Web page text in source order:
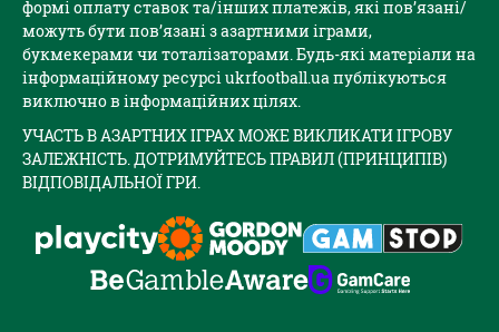
формі оплату ставок та/інших платежів, які пов’язані/
можуть бути пов’язані з азартними іграми,
букмекерами чи тоталізаторами. Будь-які матеріали на
інформаційному ресурсі ukrfootball.ua публікуються
виключно в інформаційних цілях.
УЧАСТЬ В АЗАРТНИХ ІГРАХ МОЖЕ ВИКЛИКАТИ ІГРОВУ
ЗАЛЕЖНІСТЬ. ДОТРИМУЙТЕСЬ ПРАВИЛ (ПРИНЦИПІВ)
ВІДПОВІДАЛЬНОЇ ГРИ.